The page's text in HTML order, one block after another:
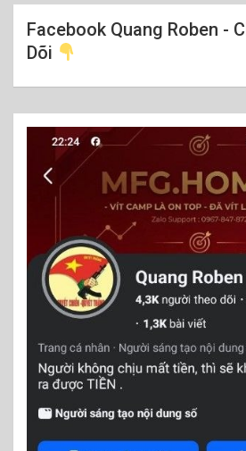
Facebook Quang Roben -
Dõi